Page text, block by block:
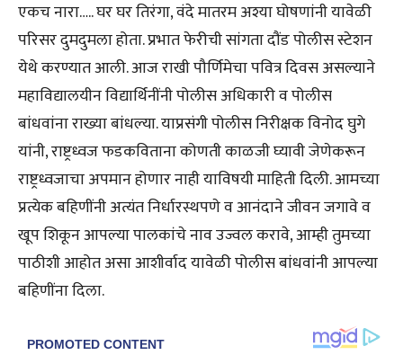
एकच नारा….. घर घर तिरंगा, वंदे मातरम अश्या घोषणांनी यावेळी
परिसर दुमदुमला होता. प्रभात फेरीची सांगता दौंड पोलीस स्टेशन
येथे करण्यात आली. आज राखी पौर्णिमेचा पवित्र दिवस असल्याने
महाविद्यालयीन विद्यार्थिनींनी पोलीस अधिकारी व पोलीस
बांधवांना राख्या बांधल्या. याप्रसंगी पोलीस निरीक्षक विनोद घुगे
यांनी, राष्ट्रध्वज फडकविताना कोणती काळजी घ्यावी जेणेकरून
राष्ट्रध्वजाचा अपमान होणार नाही याविषयी माहिती दिली. आमच्या
प्रत्येक बहिणींनी अत्यंत निर्धारस्थपणे व आनंदाने जीवन जगावे व
खूप शिकून आपल्या पालकांचे नाव उज्वल करावे, आम्ही तुमच्या
पाठीशी आहोत असा आशीर्वाद यावेळी पोलीस बांधवांनी आपल्या
बहिणींना दिला.